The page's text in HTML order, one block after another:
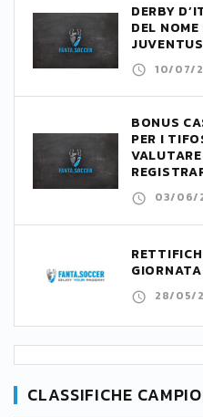
DERBY
DEL
10/07/
BONUS
PER I
03/06/
28/05/
CLASSIFICHE